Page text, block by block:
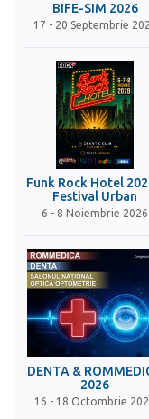
BIFE-SIM 2026
17 - 20 Septembrie
Funk Rock Hotel
Festival Urban
6 - 8 Noiembrie 2026
DENTA &
2026
16 - 18 Octombrie